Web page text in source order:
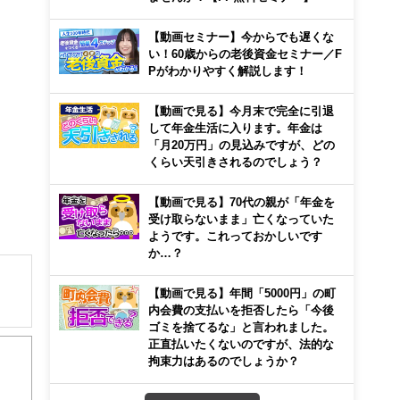
【動画セミナー】今からでも遅くな
い！60歳からの老後資金セミナー／F
Pがわかりやすく解説します！
【動画で見る】今月末で完全に引退
して年金生活に入ります。年金は
「月20万円」の見込みですが、どの
くらい天引きされるのでしょう？
【動画で見る】70代の親が「年金を
受け取らないまま」亡くなっていた
ようです。これっておかしいです
か…？
【動画で見る】年間「5000円」の町
内会費の支払いを拒否したら「今後
ゴミを捨てるな」と言われました。
正直払いたくないのですが、法的な
拘束力はあるのでしょうか？